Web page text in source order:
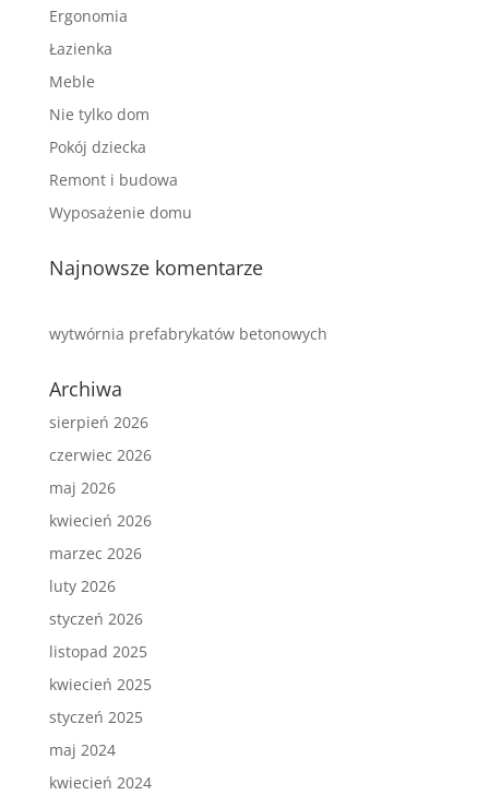
Ergonomia
Łazienka
Meble
Nie tylko dom
Pokój dziecka
Remont i budowa
Wyposażenie domu
Najnowsze komentarze
wytwórnia prefabrykatów betonowych
Archiwa
sierpień 2026
czerwiec 2026
maj 2026
kwiecień 2026
marzec 2026
luty 2026
styczeń 2026
listopad 2025
kwiecień 2025
styczeń 2025
maj 2024
kwiecień 2024